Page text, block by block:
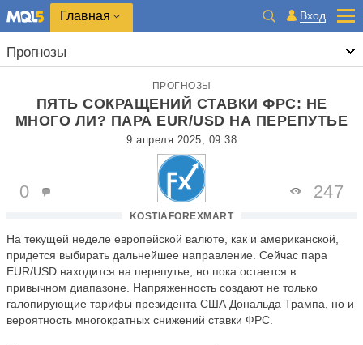
Главная Вход
Прогнозы
ПРОГНОЗЫ
ПЯТЬ СОКРАЩЕНИЙ СТАВКИ ФРС: НЕ
МНОГО ЛИ? ПАРА EUR/USD НА ПЕРЕПУТЬЕ
9 апреля 2025, 09:38
KOSTIAFOREXMART
0 247
На текущей неделе европейской валюте, как и американской,
придется выбирать дальнейшее направление. Сейчас пара
EUR/USD находится на перепутье, но пока остается в
привычном диапазоне. Напряженность создают не только
галопирующие тарифы президента США Дональда Трампа, но и
вероятность многократных снижений ставки ФРС.